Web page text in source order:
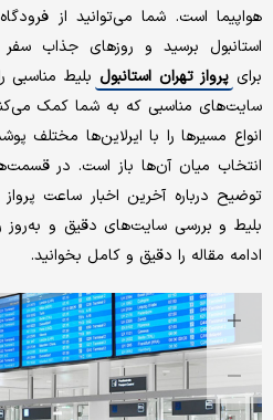
هواپیما است. شما می‌توانید از
استانبول برسید و روزهای جذاب
برای پرواز تهران استانبول بلیط مناسبی
سایت‌های مناسبی که به شما کمک
انواع مسیرها را با ایرلاین‌ها
انتخاب میان آن‌ها باز است. در
توضیح درباره آخرین اخبار ساعت پرواز
بلیط و بررسی سایت‌های دقیق و
ادامه مقاله را دقیق و کامل بخوانید.